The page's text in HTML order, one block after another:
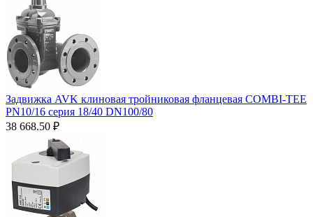
Задвижка AVK клиновая тройниковая фланцевая COMBI-TEE
PN10/16 серия 18/40 DN100/80
38 668.50 ₽